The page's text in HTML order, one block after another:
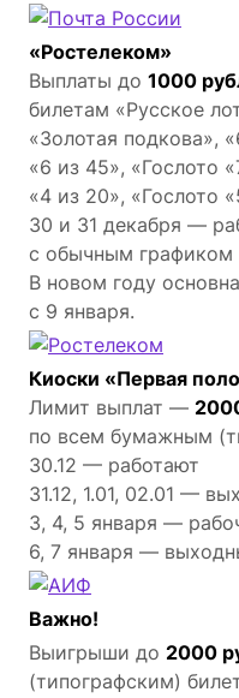
«Ростелеком»
Выплаты до 1000
билетам «Русское
«Золотая подкова»,
«6 из 45», «Гослото
«4 из 20», «Гослото
30 и 31 декабря —
с обычным графиком
В новом году
с 9 января.
Киоски «Первая
Лимит выплат —
по всем бумажным
30.12 — работают
31.12, 1.01, 02.01 —
3, 4, 5 января —
6, 7 января —
Важно!
Выигрыши до 2000
(типографским)